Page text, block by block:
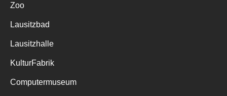
Zoo
Lausitzbad
Lausitzhalle
KulturFabrik
Computermuseum